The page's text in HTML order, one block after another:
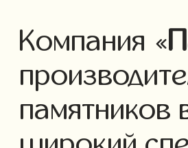
Компания «